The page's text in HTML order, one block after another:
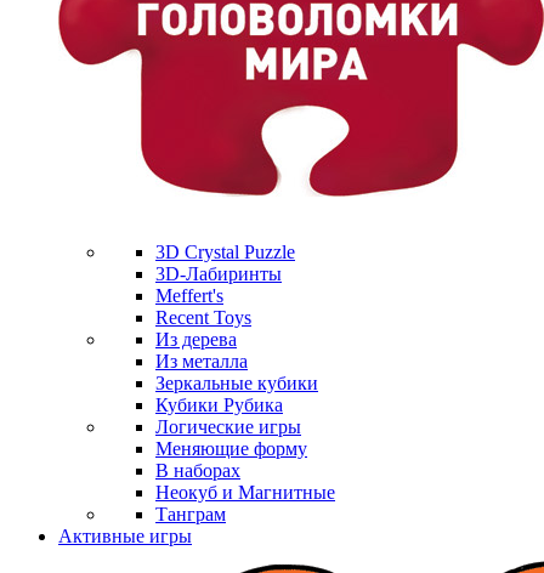
3D Crystal Puzzle
3D-Лабиринты
Meffert's
Recent Toys
Из дерева
Из металла
Зеркальные кубики
Кубики Рубика
Логические игры
Меняющие форму
В наборах
Неокуб и Магнитные
Танграм
Активные игры